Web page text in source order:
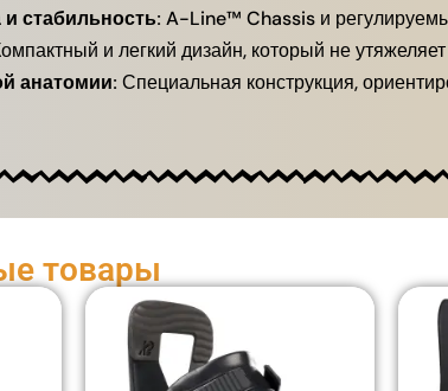
стабильность: A-Line™ Chassis и
и легкий дизайн, который не
анатомии: Специальная конструкция,
товары